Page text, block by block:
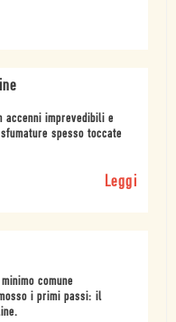
accenni imprevedibili e
spesso toccate
Leggi
comune
i primi passi: il